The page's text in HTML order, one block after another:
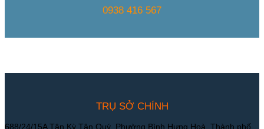
0938 416 567
TRỤ SỞ CHÍNH
688/24/15A Tân Kỳ Tân Quý, Phường Bình Hưng Hoà, Thành phố